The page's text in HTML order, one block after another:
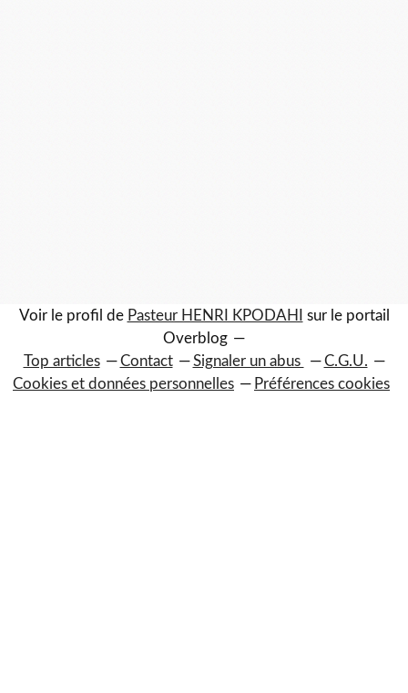
Voir le profil de Pasteur HENRI KPODAHI
sur le portail
Overblog
Top articles
Contact Signaler un abus
C.G.U.
Cookies et données personnelles
Préférences cookies